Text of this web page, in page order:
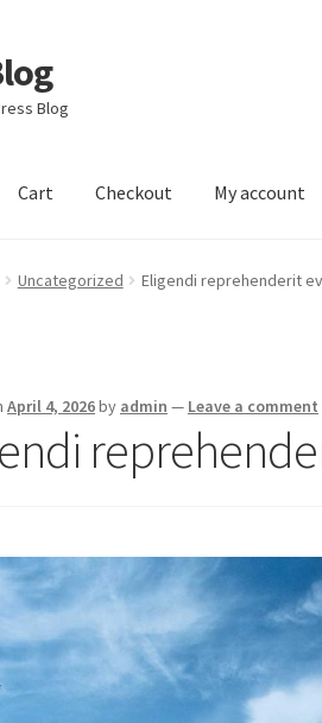
Blog
Cart Checkout My account
Checkout My accountSample Page
Uncategorized Eligendi reprehenderit
April 4, 2026by admin — Leave a comment